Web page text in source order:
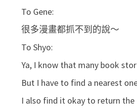
To Gene:
很多漫畫都抓不到的說～
To Shyo:
Ya, I know that many book
But I have to find a nearest
I also find it okay to return